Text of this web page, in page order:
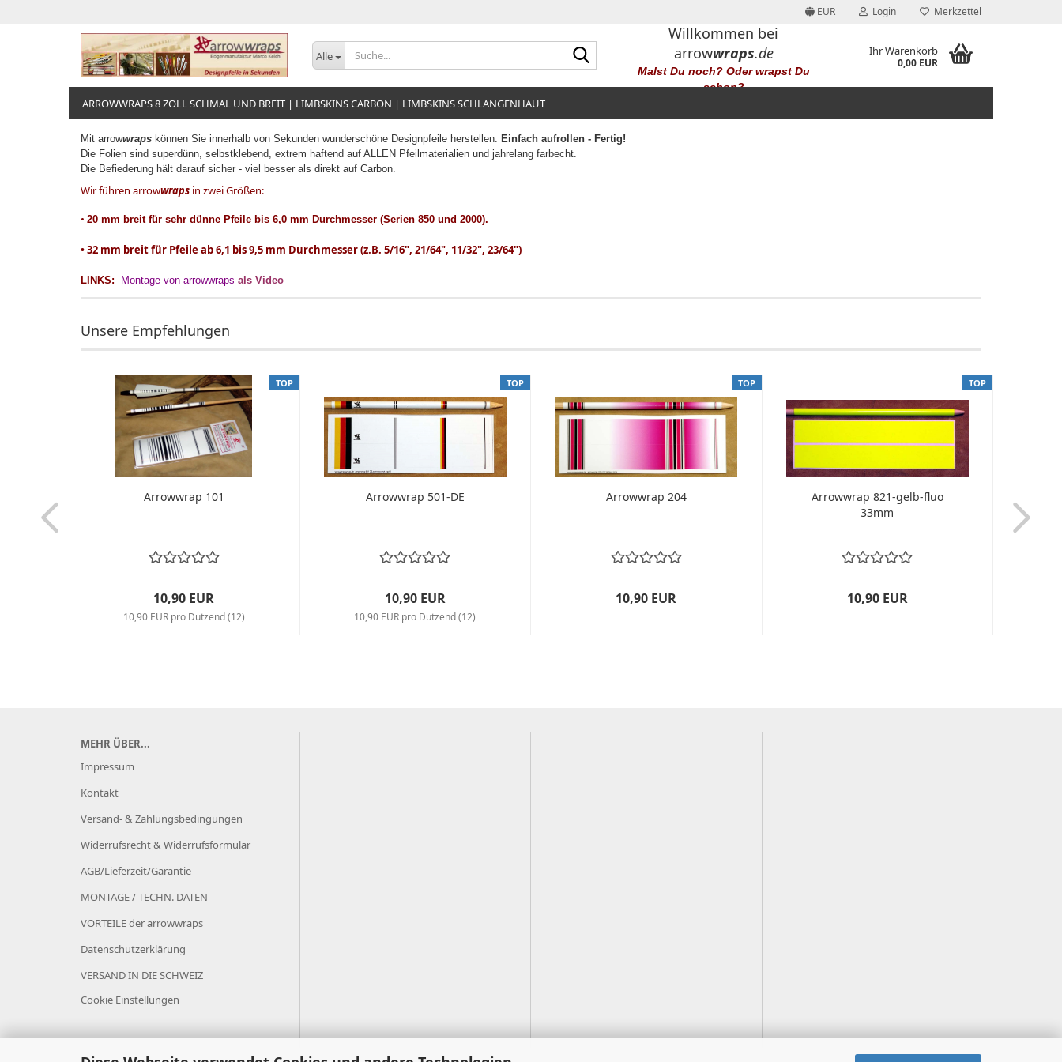
EUR Login Merkzettel
Alle
Willkommen bei
arrowwraps.de
Malst Du noch? Oder wrapst Du
schon?
Ihr Warenkorb
0,00 EUR
ARROWWRAPS 8 ZOLL SCHMAL UND BREIT | LIMBSKINS CARBON | LIMBSKINS SCHLANGENHAUT
Mit arrowwraps können Sie innerhalb von Sekunden wunderschöne Designpfeile herstellen. Einfach aufrollen - Fertig!
Die Folien sind superdünn, selbstklebend, extrem haftend auf ALLEN Pfeilmaterialien und jahrelang farbecht.
Die Befiederung hält darauf sicher - viel besser als direkt auf Carbon.
Wir führen arrowwraps in zwei Größen:
• 20 mm breit für sehr dünne Pfeile bis 6,0 mm Durchmesser (Serien 850 und 2000).
• 32 mm breit für Pfeile ab 6,1 bis 9,5 mm Durchmesser (z.B. 5/16", 21/64", 11/32", 23/64")
LINKS: Montage von arrowwraps als Video
Unsere Empfehlungen
TOP
Arrowwrap 101
10,90 EUR
10,90 EUR pro Dutzend (12)
TOP
Arrowwrap 501-DE
10,90 EUR
10,90 EUR pro Dutzend (12)
TOP
Arrowwrap 204
10,90 EUR
TOP
Arrowwrap 821-gelb-fluo
33mm
10,90 EUR
MEHR ÜBER...
Impressum
Kontakt
Versand- & Zahlungsbedingungen
Widerrufsrecht & Widerrufsformular
AGB/Lieferzeit/Garantie
MONTAGE / TECHN. DATEN
VORTEILE der arrowwraps
Datenschutzerklärung
VERSAND IN DIE SCHWEIZ
Cookie Einstellungen